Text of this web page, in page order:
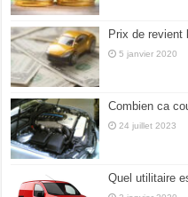
Prix de revient
5 janvier 2020
Combien ca
24 juillet 2023
Quel utilitaire